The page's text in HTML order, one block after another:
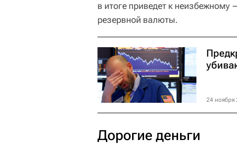
в итоге приведет к
резервной валюты.
24 ноября
Дорогие деньги